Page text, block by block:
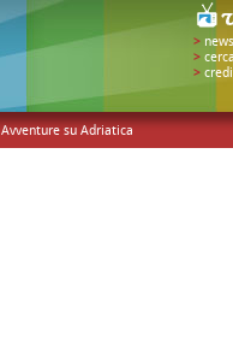
Avventure su Adriatica
>
> cerca
>